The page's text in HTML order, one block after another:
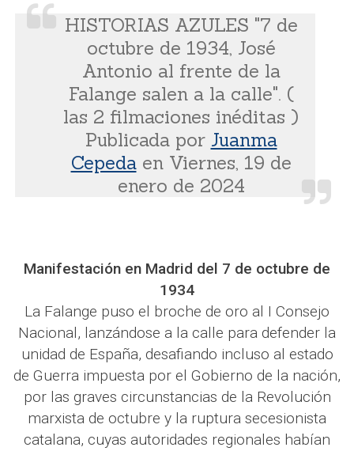
HISTORIAS AZULES "7 de
octubre de 1934, José
Antonio al frente de la
Falange salen a la calle". (
las 2 filmaciones inéditas )
Publicada por Juanma
Cepedaen Viernes, 19 de
enero de 2024
Manifestación en Madrid del 7 de octubre de
1934
La Falange puso el broche de oro al I Consejo
Nacional, lanzándose a la calle para defender la
unidad de España, desafiando incluso al estado
de Guerra impuesta por el Gobierno de la nación,
por las graves circunstancias de la Revolución
marxista de octubre y la ruptura secesionista
catalana, cuyas autoridades regionales habían